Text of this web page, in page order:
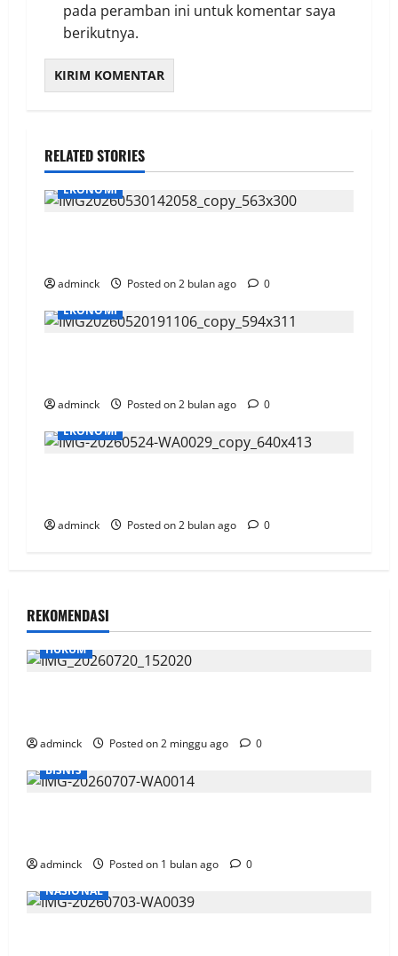
pada peramban ini untuk komentar saya
berikutnya.
RELATED STORIES
EKONOMI
adminck Posted on 2 bulan ago
0
EKONOMI
adminck Posted on 2 bulan ago
0
EKONOMI
adminck Posted on 2 bulan ago 0
REKOMENDASI
HUKUM
adminck Posted on 2 minggu ago
0
BISNIS
adminck Posted on 1 bulan ago
0
NASIONAL